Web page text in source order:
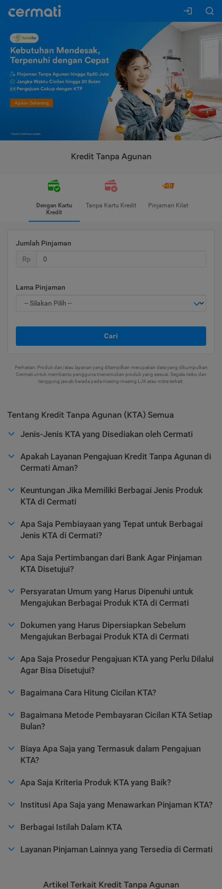
Kredit Tanpa Agunan
Dengan Kartu
Kredit
Tanpa Kartu Kredit Pinjaman Kilat
Jumlah Pinjaman
Rp
Lama Pinjaman
Cari
Perhatian: Produk dan/atau layanan yang ditampilkan merupakan data yang dikumpulkan
Cermati untuk membantu pengguna menemukan produk yang sesuai. Segala risiko dan
tanggung jawab berada pada masing-masing LJK atau mitra terkait.
Tentang Kredit Tanpa Agunan (KTA) Semua
Jenis-Jenis KTA yang Disediakan oleh Cermati
Apakah Layanan Pengajuan Kredit Tanpa Agunan di
Cermati Aman?
Keuntungan Jika Memiliki Berbagai Jenis Produk
KTA di Cermati
Apa Saja Pembiayaan yang Tepat untuk Berbagai
Jenis KTA di Cermati?
Apa Saja Pertimbangan dari Bank Agar Pinjaman
KTA Disetujui?
Persyaratan Umum yang Harus Dipenuhi untuk
Mengajukan Berbagai Produk KTA di Cermati
Dokumen yang Harus Dipersiapkan Sebelum
Mengajukan Berbagai Produk KTA di Cermati
Apa Saja Prosedur Pengajuan KTA yang Perlu Dilalui
Agar Bisa Disetujui?
Bagaimana Cara Hitung Cicilan KTA?
Bagaimana Metode Pembayaran Cicilan KTA Setiap
Bulan?
Biaya Apa Saja yang Termasuk dalam Pengajuan
KTA?
Apa Saja Kriteria Produk KTA yang Baik?
Institusi Apa Saja yang Menawarkan Pinjaman KTA?
Berbagai Istilah Dalam KTA
Layanan Pinjaman Lainnya yang Tersedia di Cermati
Artikel Terkait Kredit Tanpa Agunan